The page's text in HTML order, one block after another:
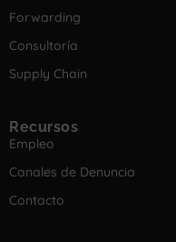
Forwarding
Consultoría
Supply Chain
Recursos
Empleo
Canales de Denuncia
Contacto